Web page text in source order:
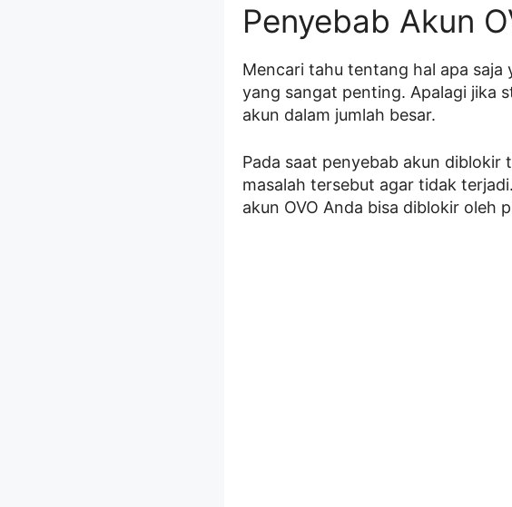
Penyebab Akun
Mencari tahu tentang hal apa saja
yang sangat penting. Apalagi jika
akun dalam jumlah besar.
Pada saat penyebab akun
masalah tersebut agar tidak
akun OVO Anda bisa diblokir oleh